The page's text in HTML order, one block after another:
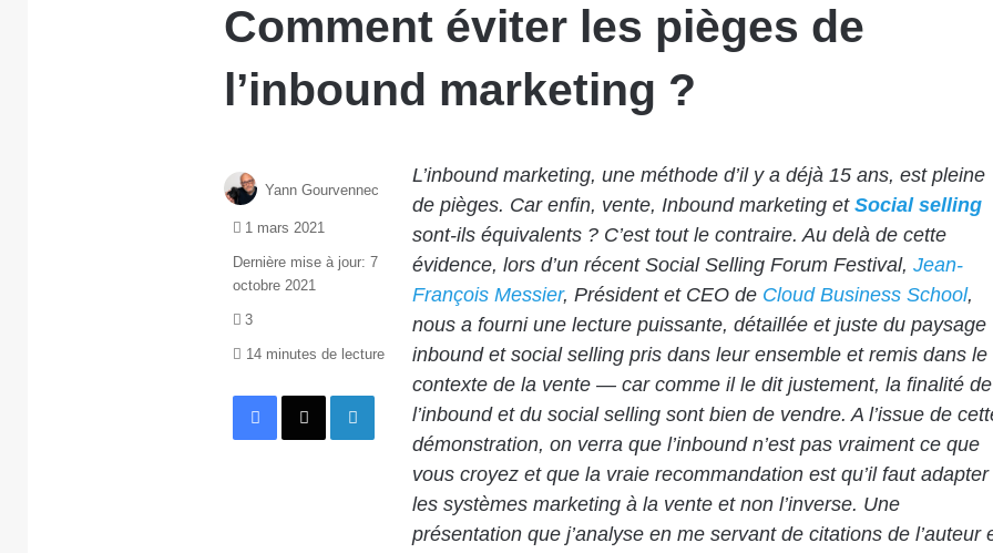
Comment éviter les pièges de
l’inbound marketing ?
L’inbound marketing, une méthode d’il y a déjà 15 ans, est pleine
de pièges. Car enfin, vente, Inbound marketing et Social selling
sont-ils équivalents ? C’est tout le contraire. Au delà de cette
évidence, lors d’un récent Social Selling Forum Festival, Jean-
François Messier, Président et CEO de Cloud Business School,
nous a fourni une lecture puissante, détaillée et juste du paysage
inbound et social selling pris dans leur ensemble et remis dans le
contexte de la vente — car comme il le dit justement, la finalité de
l’inbound et du social selling sont bien de vendre. A l’issue de
démonstration, on verra que l’inbound n’est pas vraiment ce que
vous croyez et que la vraie recommandation est qu’il faut adapter
les systèmes marketing à la vente et non l’inverse. Une
présentation que j’analyse en me servant de citations de l’auteur
Yann Gourvennec
1 mars 2021
Dernière mise à jour: 7
octobre 2021
3
14 minutes de lecture
Facebook
X Linkedin